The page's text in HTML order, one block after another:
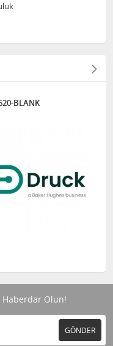
BLANK
Olun!
GÖNDER